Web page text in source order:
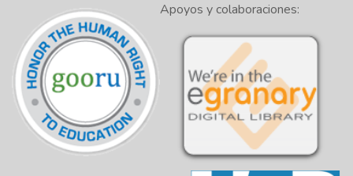
Apoyos y colaboraciones: